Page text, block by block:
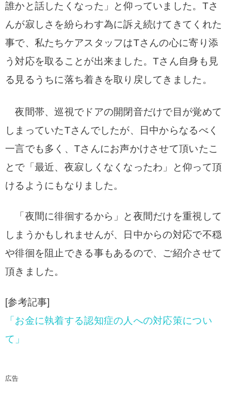
誰かと話したくなった」と仰っていました。Tさ
んが寂しさを紛らわす為に訴え続けてきてくれた
事で、私たちケアスタッフはTさんの心に寄り添
う対応を取ることが出来ました。Tさん自身も見
る見るうちに落ち着きを取り戻してきました。
夜間帯、巡視でドアの開閉音だけで目が覚めて
しまっていたTさんでしたが、日中からなるべく
一言でも多く、Tさんにお声かけさせて頂いたこ
とで「最近、夜寂しくなくなったわ」と仰って頂
けるようにもなりました。
「夜間に徘徊するから」と夜間だけを重視して
しまうかもしれませんが、日中からの対応で不穏
や徘徊を阻止できる事もあるので、ご紹介させて
頂きました。
[参考記事]
「お金に執着する認知症の人への対応策につい
て」
広告